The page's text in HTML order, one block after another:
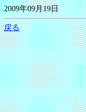
2009年09月19日
戻る